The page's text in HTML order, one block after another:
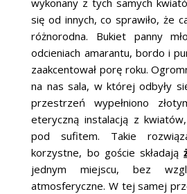
się od innych, co sprawiło, że
różnorodna. Bukiet panny
odcieniach amarantu, bordo i
zaakcentował porę roku.
na nas sala, w której odbyły
przestrzeń wypełniono
eteryczną instalacją z
pod sufitem. Takie
korzystne, bo goście składają
jednym miejscu, bez
atmosferyczne. W tej samej